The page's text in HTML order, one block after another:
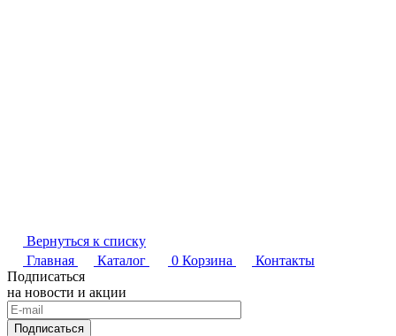
Вернуться к списку
Главная
Каталог 0 Корзина
Контакты
Подписаться
на новости и акции
Подписаться